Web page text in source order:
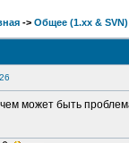
-> Общее (1.хх & SVN)
может быть